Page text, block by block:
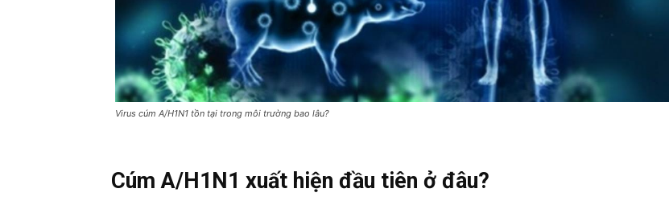
Virus cúm A/H1N1 tồn tại trong môi trường bao lâu?
Cúm A/H1N1 xuất hiện đầu tiên ở đâu?